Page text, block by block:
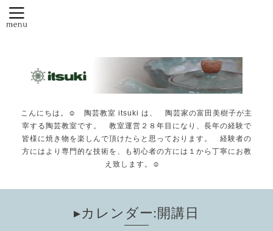
こんにちは。☺️ 陶芸教室 itsuki は、 陶芸家の富田美樹子が主
宰する陶芸教室です。 教室運営２８年目になり、長年の経験で
皆様に焼き物を楽しんで頂けたらと思っております。 経験者の
方にはより専門的な技術を、も初心者の方には１から丁寧にお教
え致します。☺️
▸カレンダー:開講日